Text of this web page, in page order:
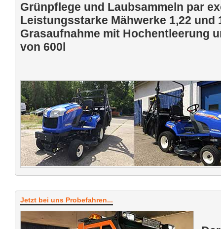
Grünpflege und Laubsammeln par
Leistungsstarke Mähwerke 1,22 und
Grasaufnahme mit Hochentleerung
von 600l
Jetzt bei uns Probefahren...